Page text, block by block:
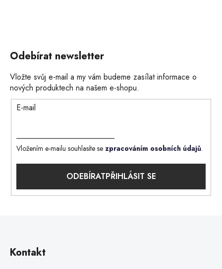
Odebírat newsletter
Vložte svůj e-mail a my vám budeme zasílat informace o
nových produktech na našem e-shopu.
E-mail
Vložením e-mailu souhlasíte se zpracováním osobních údajů.
PŘIHLÁSIT SE
Kontakt